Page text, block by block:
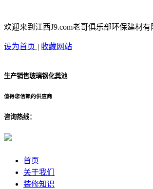
欢迎来到江西J9.com老哥俱乐部环保建材
设为首页 | 收藏网站
生产销售玻璃钢化粪池
值得您信赖的供应商
咨询热线：
首页
关于我们
装修知识